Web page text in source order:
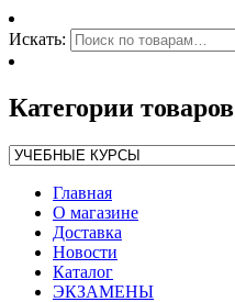
Искать:
Категории товаров
Главная
О магазине
Доставка
Новости
Каталог
ЭКЗАМЕНЫ